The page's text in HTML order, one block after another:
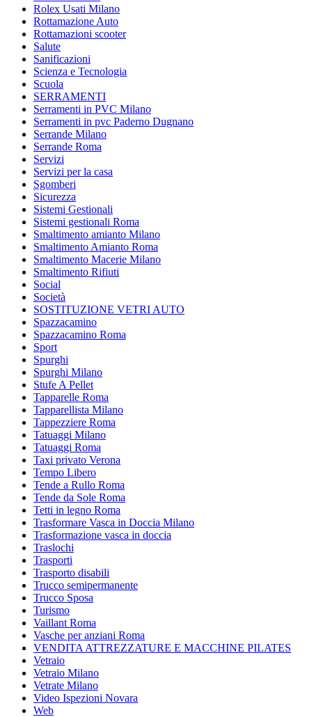
Rolex Usati Milano
Rottamazione Auto
Rottamazioni scooter
Salute
Sanificazioni
Scienza e Tecnologia
Scuola
SERRAMENTI
Serramenti in PVC Milano
Serramenti in pvc Paderno Dugnano
Serrande Milano
Serrande Roma
Servizi
Servizi per la casa
Sgomberi
Sicurezza
Sistemi Gestionali
Sistemi gestionali Roma
Smaltimento amianto Milano
Smaltimento Amianto Roma
Smaltimento Macerie Milano
Smaltimento Rifiuti
Social
Società
SOSTITUZIONE VETRI AUTO
Spazzacamino
Spazzacamino Roma
Sport
Spurghi
Spurghi Milano
Stufe A Pellet
Tapparelle Roma
Tapparellista Milano
Tappezziere Roma
Tatuaggi Milano
Tatuaggi Roma
Taxi privato Verona
Tempo Libero
Tende a Rullo Roma
Tende da Sole Roma
Tetti in legno Roma
Trasformare Vasca in Doccia Milano
Trasformazione vasca in doccia
Traslochi
Trasporti
Trasporto disabili
Trucco semipermanente
Trucco Sposa
Turismo
Vaillant Roma
Vasche per anziani Roma
VENDITA ATTREZZATURE E MACCHINE PILATES
Vetraio
Vetraio Milano
Vetrate Milano
Video Ispezioni Novara
Web